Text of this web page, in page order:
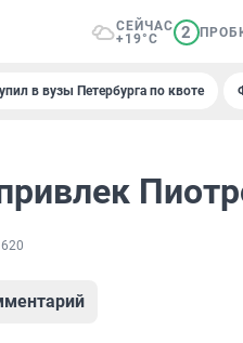
СЕЙЧАС
+19°C
2
в вузы Петербурга по квоте
620